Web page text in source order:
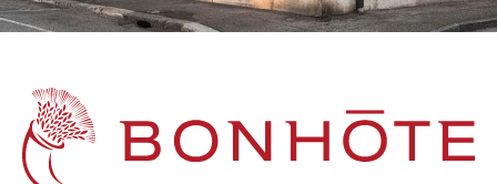
Navigation principale